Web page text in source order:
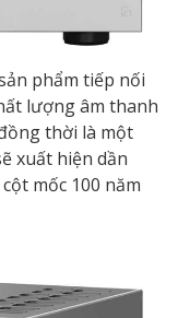
phẩm tiếp nối
lượng âm thanh
thời là một
xuất hiện dần
mốc 100 năm